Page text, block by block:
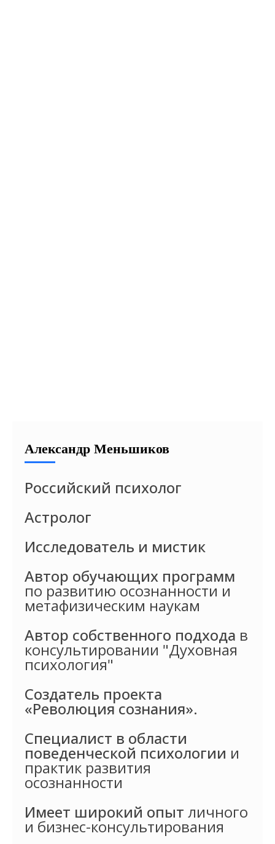
Александр Меньшиков
Российский психолог
Астролог
Исследователь и мистик
Автор обучающих программ
по развитию осознанности и
метафизическим наукам
Автор собственного подхода в
консультировании "Духовная
психология"
Создатель проекта
«Революция сознания».
Специалист в области
поведенческой психологии и
практик развития
осознанности
Имеет широкий опыт личного
и бизнес-консультирования